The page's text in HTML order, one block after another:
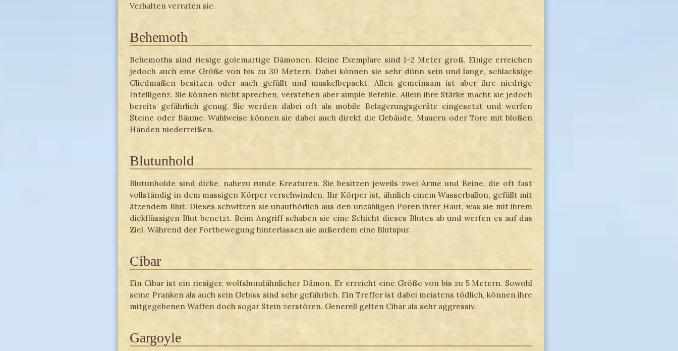
Verhalten verraten sie.
Behemoth
Behemoths sind riesige golemartige Dämonen. Kleine Exemplare sind 1-2 Meter groß. Einige erreichen
jedoch auch eine Größe von bis zu 30 Metern. Dabei können sie sehr dünn sein und lange, schlacksige
Gliedmaßen besitzen oder auch gefüllt und muskelbepackt. Allen gemeinsam ist aber ihre niedrige
Intelligenz. Sie können nicht sprechen, verstehen aber simple Befehle. Allein ihre Stärke macht sie jedoch
bereits gefährlich genug. Sie werden dabei oft als mobile Belagerungsgeräte eingesetzt und werfen
Steine oder Bäume. Wahlweise können sie dabei auch direkt die Gebäude, Mauern oder Tore mit bloßen
Händen niederreißen.
Blutunhold
Blutunholde sind dicke, nahezu runde Kreaturen. Sie besitzen jeweils zwei Arme und Beine, die oft fast
vollständig in dem massigen Körper verschwinden. Ihr Körper ist, ähnlich einem Wasserballon, gefüllt mit
ätzendem Blut. Dieses schwitzen sie unaufhörlich aus den unzähligen Poren ihrer Haut, was sie mit ihrem
dickflüssigen Blut benetzt. Beim Angriff schaben sie eine Schicht dieses Blutes ab und werfen es auf das
Ziel. Während der Fortbewegung hinterlassen sie außerdem eine Blutspur.
Cibar
Ein Cibar ist ein riesiger, wolfshundähnlicher Dämon. Er erreicht eine Größe von bis zu 5 Metern. Sowohl
seine Pranken als auch sein Gebiss sind sehr gefährlich. Ein Treffer ist dabei meistens tödlich, können ihre
mitgegebenen Waffen doch sogar Stein zerstören. Generell gelten Cibar als sehr aggressiv.
Gargoyle